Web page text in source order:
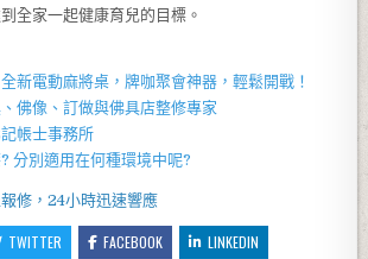
全家一起健康育兒的目標。
新電動麻將桌 ，牌咖聚會神器，輕鬆開戰！
、佛像、訂做與佛具店整修專家
帳士事務所
? 分別適用在何種環境中呢?
修，24小時迅速響應
TWITTER FACEBOOK LINKEDIN